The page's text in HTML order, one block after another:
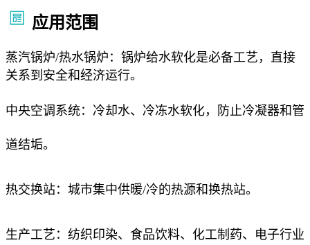
应用范围
蒸汽锅炉/热水锅炉：锅炉给水软化是必备工艺，直接
关系到安全和经济运行。
中央空调系统：冷却水、冷冻水软化，防止冷凝器和管
道结垢。
热交换站：城市集中供暖/冷的热源和换热站。
生产工艺：纺织印染、食品饮料、化工制药、电子行业